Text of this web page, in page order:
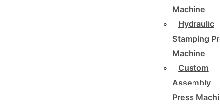
Machine
Hydraulic
Stamping
Machine
Custom
Assembly
Press